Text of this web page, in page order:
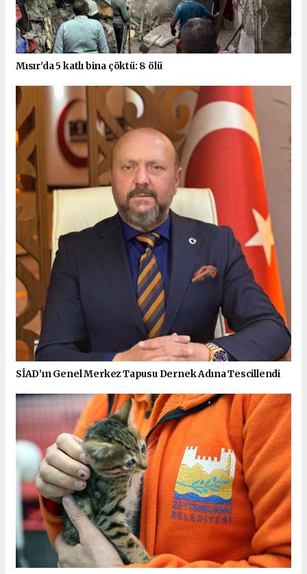
Mısır'da 5 katlı bina çöktü: 8 ölü
SİAD’ın Genel Merkez Tapusu Dernek Adına Tescillendi